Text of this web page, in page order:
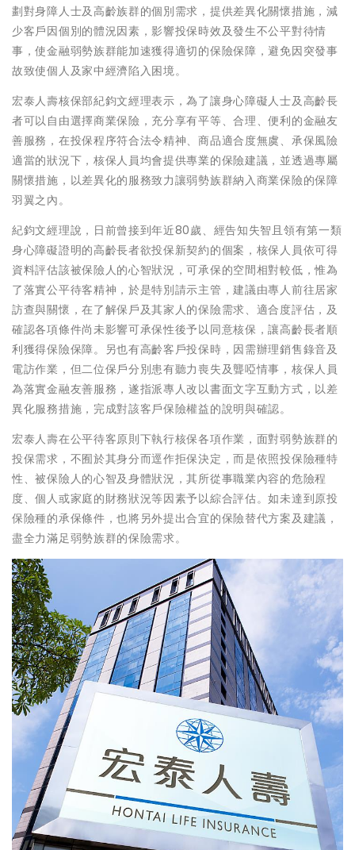
劃對身障人士及高齡族群的個別需求，提供差異化關懷措施，減
少客戶因個別的體況因素，影響投保時效及發生不公平對待情
事，使金融弱勢族群能加速獲得適切的保險保障，避免因突發事
故致使個人及家中經濟陷入困境。
宏泰人壽核保部紀鈞文經理表示，為了讓身心障礙人士及高齡長
者可以自由選擇商業保險，充分享有平等、合理、便利的金融友
善服務，在投保程序符合法令精神、商品適合度無虞、承保風險
適當的狀況下，核保人員均會提供專業的保險建議，並透過專屬
關懷措施，以差異化的服務致力讓弱勢族群納入商業保險的保障
羽翼之內。
紀鈞文經理說，日前曾接到年近80歲、經告知失智且領有第一類
身心障礙證明的高齡長者欲投保新契約的個案，核保人員依可得
資料評估該被保險人的心智狀況，可承保的空間相對較低，惟為
了落實公平待客精神，於是特別請示主管，建議由專人前往居家
訪查與關懷，在了解保戶及其家人的保險需求、適合度評估，及
確認各項條件尚未影響可承保性後予以同意核保，讓高齡長者順
利獲得保險保障。另也有高齡客戶投保時，因需辦理銷售錄音及
電訪作業，但二位保戶分別患有聽力喪失及聾啞情事，核保人員
為落實金融友善服務，遂指派專人改以書面文字互動方式，以差
異化服務措施，完成對該客戶保險權益的說明與確認。
宏泰人壽在公平待客原則下執行核保各項作業，面對弱勢族群的
投保需求，不囿於其身分而逕作拒保決定，而是依照投保險種特
性、被保險人的心智及身體狀況，其所從事職業內容的危險程
度、個人或家庭的財務狀況等因素予以綜合評估。如未達到原投
保險種的承保條件，也將另外提出合宜的保險替代方案及建議，
盡全力滿足弱勢族群的保險需求。